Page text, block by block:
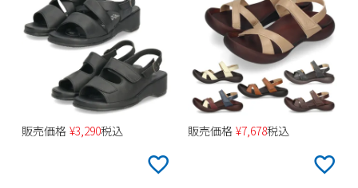
販売価格 ¥3,290税込 販売価格 ¥7,678税込